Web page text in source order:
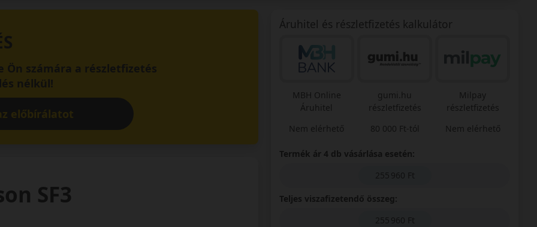
Ön számára a részletfizetés
nélkül!
előbírálatot
SF3
Áruhitel és részletfizetés kalkulátor
MBH Online
Áruhitel
Nem elérhető
gumi.hu
részletfizetés
80 000 Ft-tól
Milpay
részletfizetés
Nem elérhető
Termék ár 4 db vásárlása esetén:
255 960 Ft
Teljes viszafizetendő összeg:
255 960 Ft